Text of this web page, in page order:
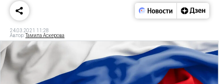
24.03.2021 11:28
Автор:Тамила Аскерова